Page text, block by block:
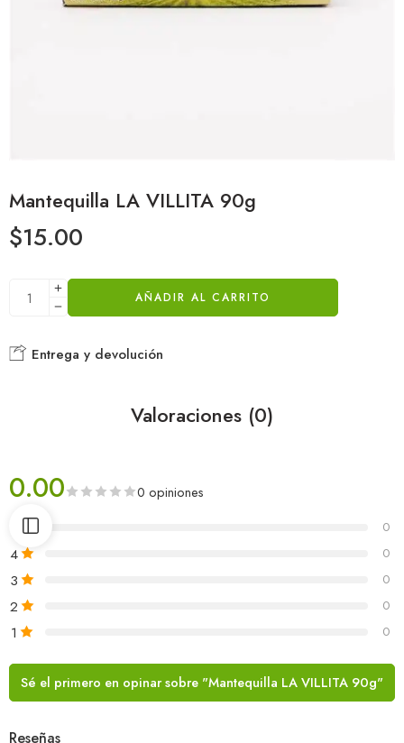
Mantequilla LA VILLITA 90g
$15.00
AÑADIR AL CARRITO
Entrega y devolución
Valoraciones (0)
0.00 0 opiniones
0
4 0
3 0
2 0
1 0
Sé el primero en opinar sobre "Mantequilla LA VILLITA 90g"
Reseñas